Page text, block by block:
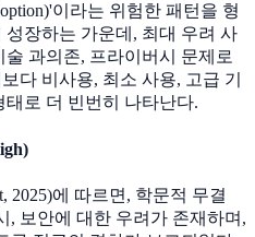
이라는 위험한 패턴을 형
장하는 가운데, 최대 우려 사
과의존, 프라이버시 문제로
다 비사용, 최소 사용, 고급 기
로 더 빈번히 나타난다.
2025)에 따르면, 학문적 무결
, 보안에 대한 우려가 존재하며,